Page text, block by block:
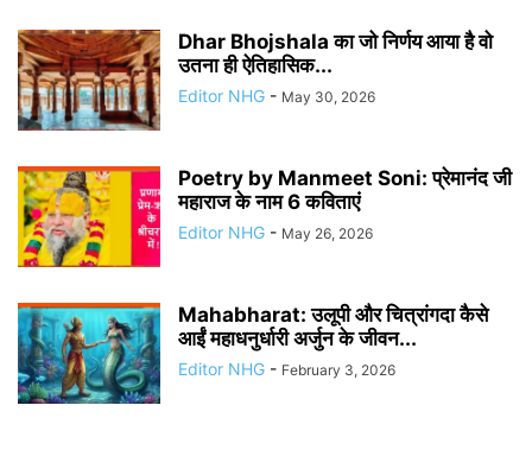
Dhar Bhojshala का जो निर्णय आया है वो
उतना ही ऐतिहासिक...
Editor NHG - May 30, 2026
Poetry by Manmeet Soni: प्रेमानंद जी
महाराज के नाम 6 कविताएं
Editor NHG - May 26, 2026
Mahabharat: उलूपी और चित्रांगदा कैसे
आईं महाधनुर्धारी अर्जुन के जीवन...
Editor NHG - February 3, 2026